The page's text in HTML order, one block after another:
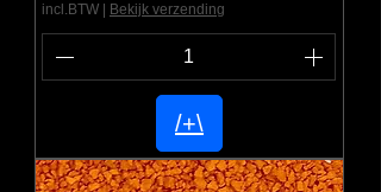
incl.BTW Bekijk verzending
/+\